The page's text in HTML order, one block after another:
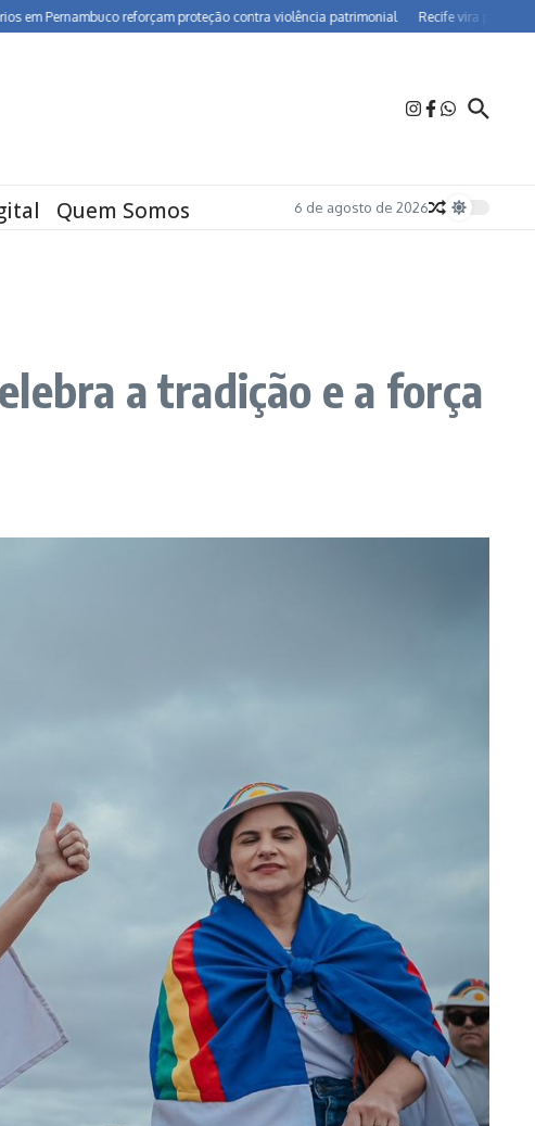
reforçam proteção contra violência patrimonial Recife vira polo de
Quem Somos 6 de agosto de 2026
a tradição e a força